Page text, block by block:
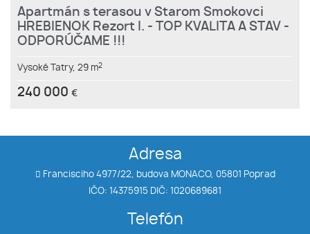
Apartmán s terasou v Starom Smokovci
HREBIENOK Rezort I. - TOP KVALITA A STAV -
ODPORÚČAME !!!
Vysoké Tatry, 29 m2
240 000 €
Adresa
Francisciho 4977/22, budova MONACO, 05801 Poprad
IČO: 14375915 DIČ: 1020689681
Telefón